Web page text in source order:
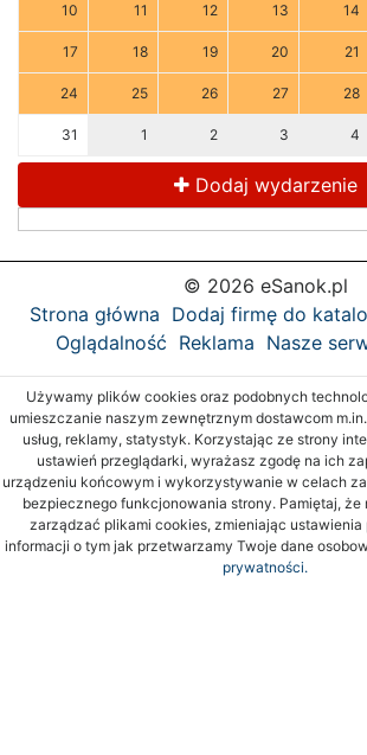
10 11 12 13 14
17 18 19 20 21
24 25 26 27 28
31 1 2 3 4
Dodaj wydarzenie
© 2026 eSanok.pl
Strona główna Dodaj firmę do
Oglądalność Reklama Nasze
Używamy plików cookies oraz podobnych
umieszczanie naszym zewnętrznym dostawcom
usług, reklamy, statystyk. Korzystając ze strony
ustawień przeglądarki, wyrażasz zgodę na ich
urządzeniu końcowym i wykorzystywanie w celach
bezpiecznego funkcjonowania strony. Pamiętaj, że
zarządzać plikami cookies, zmieniając ustawienia
informacji o tym jak przetwarzamy Twoje dane
prywatności.